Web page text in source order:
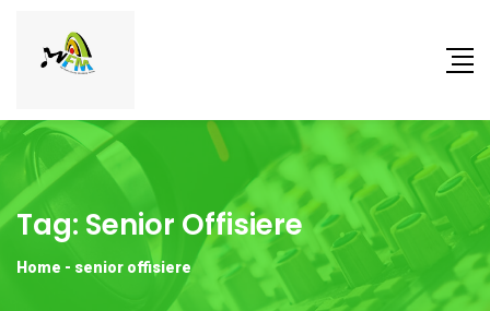
Tag: Senior Offisiere
Home - senior offisiere